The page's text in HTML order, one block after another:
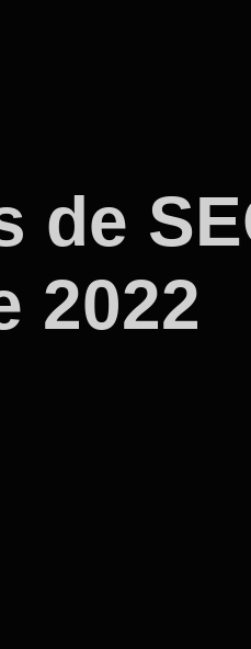
de
2022